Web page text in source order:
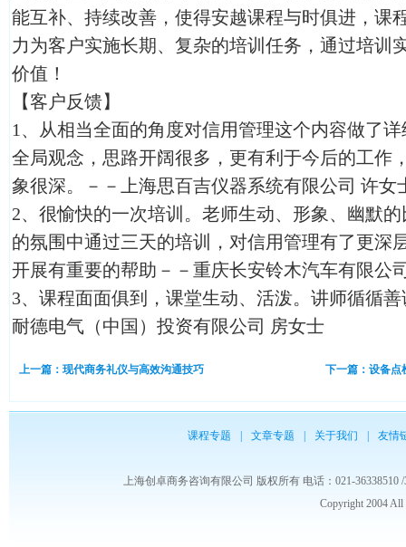
能互补、持续改善，使得安越课程与时俱进，课
力为客户实施长期、复杂的培训任务，通过培训
价值！
【客户反馈】
1、从相当全面的角度对信用管理这个内容做了
全局观念，思路开阔很多，更有利于今后的工作
象很深。－－上海思百吉仪器系统有限公司 许女
2、很愉快的一次培训。老师生动、形象、幽默
的氛围中通过三天的培训，对信用管理有了更深
开展有重要的帮助－－重庆长安铃木汽车有限公
3、课程面面俱到，课堂生动、活泼。讲师循循
耐德电气（中国）投资有限公司 房女士
上一篇：现代商务礼仪与高效沟通技巧 下一篇：设备点
课程专题 文章专题 关于我们 友情
上海创卓商务咨询有限公司 版权所有 电话：021-36338510 /
Copyright 2004 All